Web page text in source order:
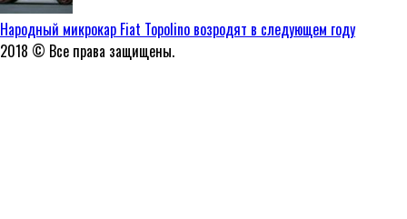
Народный микрокар Fiat Topolino возродят в следующем году
2018 © Все права защищены.